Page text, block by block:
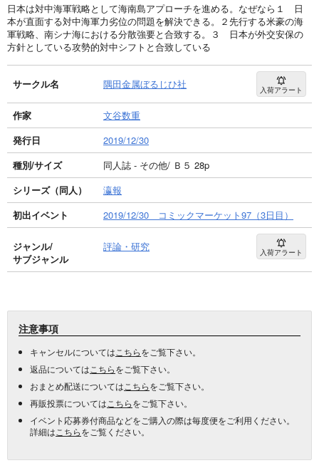
日本は対中海軍戦略として海南島アプローチを進める。なぜなら１ 日
本が直面する対中海軍力劣位の問題を解決できる。２先行する米豪の海
軍戦略、南シナ海における分散強要と合致する。３ 日本が外交安保の
方針としている攻勢的対中シフトと合致している
サークル名 隅田金属ぼるじひ社 入荷アラート
作家
文谷数重
発行日
2019/12/30
種別/サイズ
同人誌 - その他/ Ｂ５ 28p
シリーズ（同人）
瀛報
初出イベント
2019/12/30 コミックマーケット97（3日目）
ジャンル/
サブジャンル
評論・研究 入荷アラート
注意事項
キャンセルについては こちらをご覧下さい。
返品については こちらをご覧下さい。
おまとめ配送については こちらをご覧下さい。
再販投票については こちらをご覧下さい。
イベント応募券付商品などをご購入の際は毎度便をご利用ください。
詳細は こちらをご覧ください。